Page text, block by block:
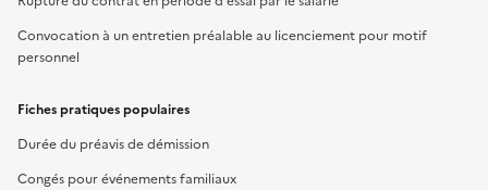
Convocation à un entretien préalable au licenciement pour motif
personnel
Fiches pratiques populaires
Durée du préavis de démission
Congés pour événements familiaux